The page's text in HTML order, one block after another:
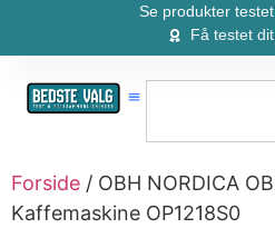
Se produkter
Få testet
Forside / OBH NORDICA
Kaffemaskine OP1218S0